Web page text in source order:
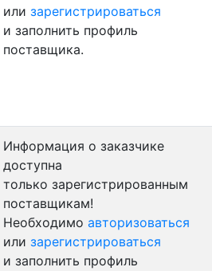
или зарегистрироваться
и заполнить профиль
поставщика.
Информация о заказчике
доступна
только зарегистрированным
поставщикам!
Необходимо авторизоваться
или зарегистрироваться
и заполнить профиль